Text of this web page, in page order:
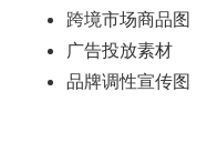
跨境市场商品图
广告投放素材
品牌调性宣传图